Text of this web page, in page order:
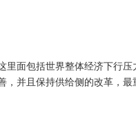
面包括世界整体经济下行压
，并且保持供给侧的改革，最